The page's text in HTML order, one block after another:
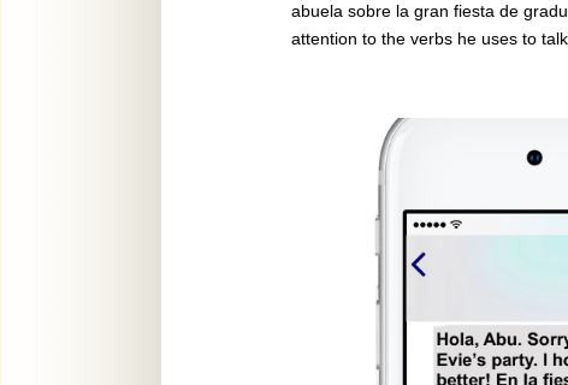
abuela sobre la gran fiesta de
attention to the verbs he uses to